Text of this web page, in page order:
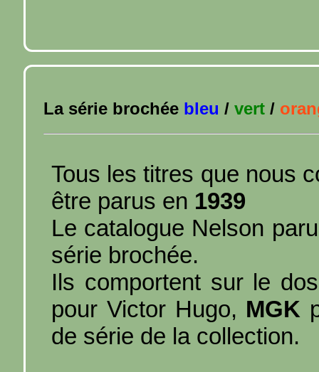
La série brochée bleu / vert /
Tous les titres que nous
être parus en 1939
Le catalogue Nelson
série brochée.
Ils comportent sur le
pour Victor Hugo, MGK
de série de la collection.